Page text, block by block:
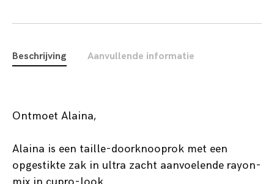
Beschrijving Aanvullende informatie
Ontmoet Alaina,
Alaina is een taille-doorknooprok met een
opgestikte zak in ultra zacht aanvoelende rayon-